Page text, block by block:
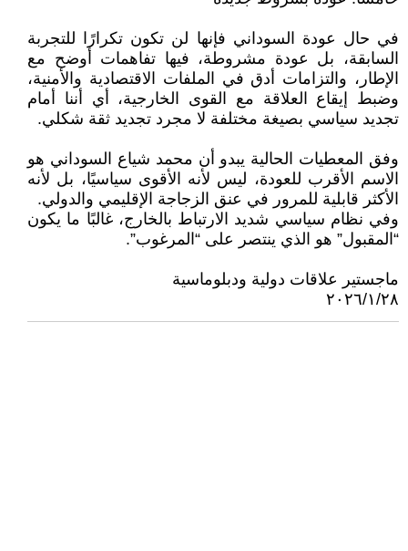
في حال عودة السوداني فإنها لن تكون تكرارًا للتجربة
السابقة، بل عودة مشروطة، فيها تفاهمات أوضح مع
الإطار، والتزامات أدق في الملفات الاقتصادية والأمنية،
وضبط إيقاع العلاقة مع القوى الخارجية، أي أننا أمام
تجديد سياسي بصيغة مختلفة لا مجرد تجديد ثقة شكلي.
وفق المعطيات الحالية يبدو أن محمد شياع السوداني هو
الاسم الأقرب للعودة، ليس لأنه الأقوى سياسيًا، بل لأنه
الأكثر قابلية للمرور في عنق الزجاجة الإقليمي والدولي.
وفي نظام سياسي شديد الارتباط بالخارج، غالبًا ما يكون
“المقبول” هو الذي ينتصر على “المرغوب”.
ماجستير علاقات دولية ودبلوماسية
٢٠٢٦/١/٢٨